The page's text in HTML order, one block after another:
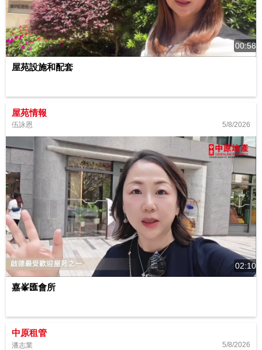
00:58
屋苑設施和配套
屋苑情報
伍詠恩 5/8/2026
02:10
嘉峯匯會所
中原租管
潘志業 5/8/2026